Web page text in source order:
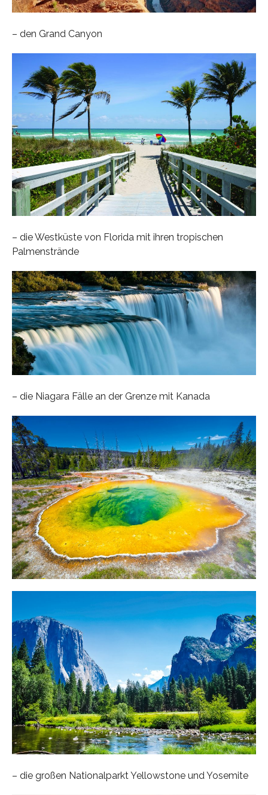
– den Grand Canyon
– die Westküste von Florida mit ihren tropischen
Palmenstrände
– die Niagara Fälle an der Grenze mit Kanada
– die großen Nationalparkt Yellowstone und Yosemite